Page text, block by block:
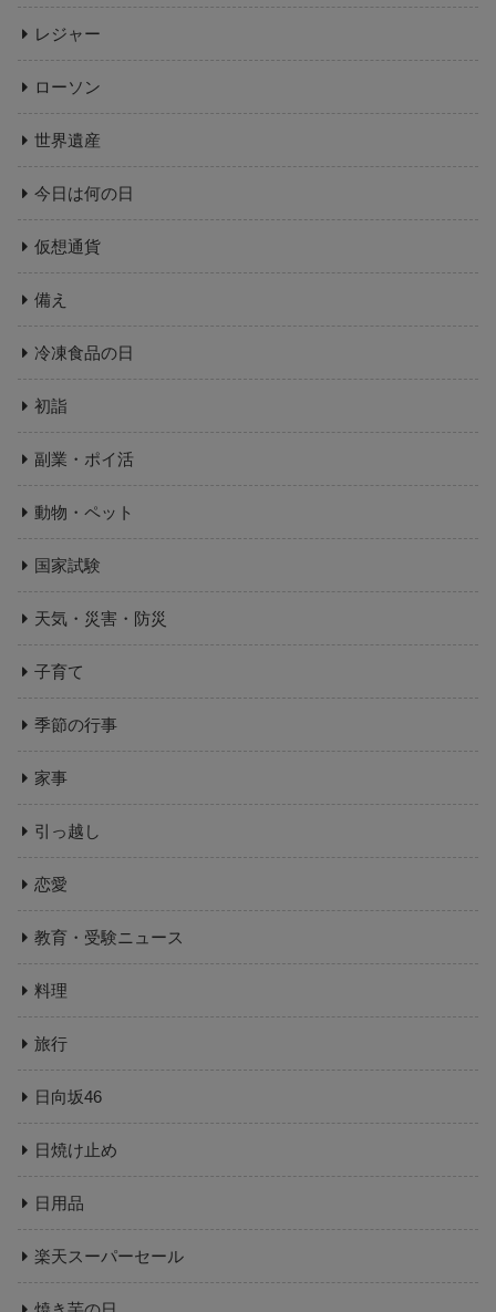
レジャー
ローソン
世界遺産
今日は何の日
仮想通貨
備え
冷凍食品の日
初詣
副業・ポイ活
動物・ペット
国家試験
天気・災害・防災
子育て
季節の行事
家事
引っ越し
恋愛
教育・受験ニュース
料理
旅行
日向坂46
日焼け止め
日用品
楽天スーパーセール